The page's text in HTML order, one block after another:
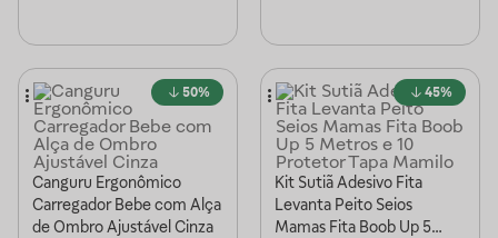
50%
Canguru Ergonômico
Carregador Bebe com Alça
de Ombro Ajustável Cinza
45%
Kit Sutiã Adesivo Fita
Levanta Peito Seios
Mamas Fita Boob Up 5